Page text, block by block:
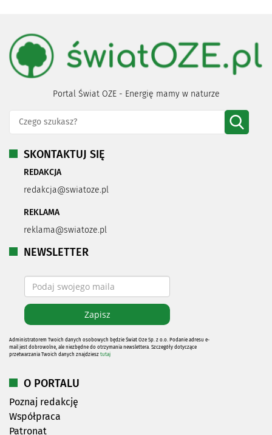
Portal Świat OZE - Energię mamy w naturze
SKONTAKTUJ SIĘ
REDAKCJA
redakcja@swiatoze.pl
REKLAMA
reklama@swiatoze.pl
NEWSLETTER
Administratorem Twoich danych osobowych będzie Świat Oze Sp. z o.o. Podanie adresu e-
mail jest dobrowolne, ale niezbędne do otrzymania newslettera. Szczegóły dotyczące
przetwarzania Twoich danych znajdziesz tutaj
O PORTALU
Poznaj redakcję
Współpraca
Patronat